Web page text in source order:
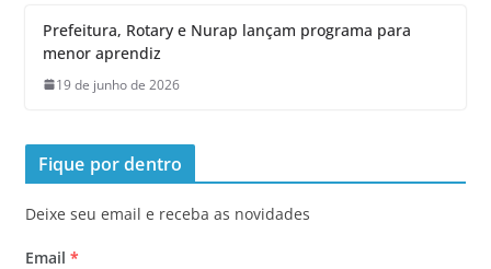
Prefeitura, Rotary e Nurap lançam programa para
menor aprendiz
19 de junho de 2026
Fique por dentro
Deixe seu email e receba as novidades
Email *